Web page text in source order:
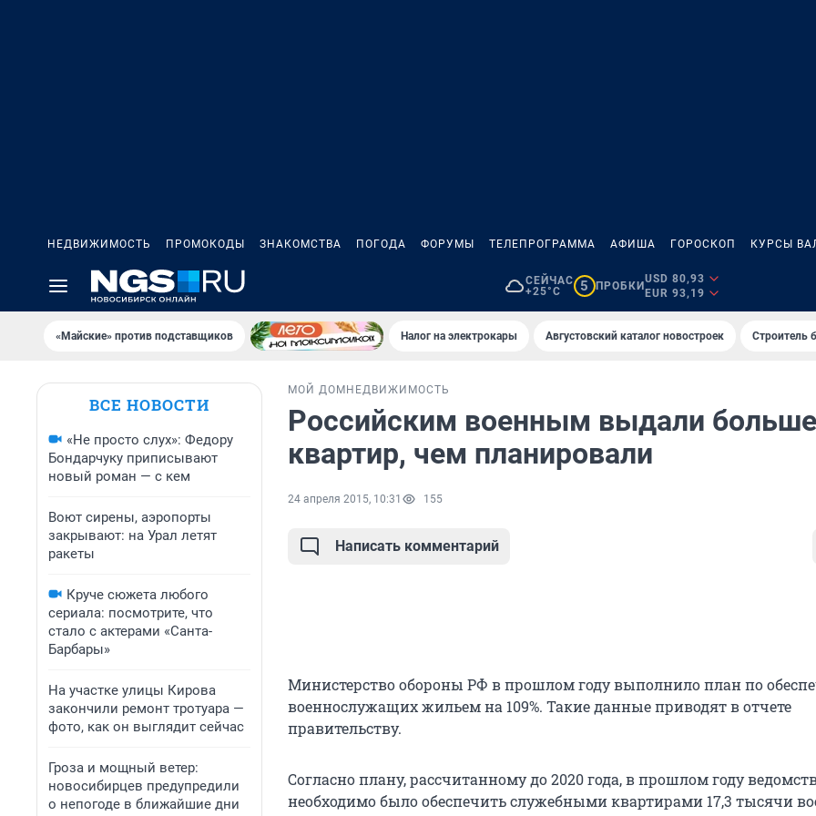
НЕДВИЖИМОСТЬ ПРОМОКОДЫ ЗНАКОМСТВА ПОГОДА ФОРУМЫ ТЕЛЕПРОГРАММА АФИША ГОРОСКОП КУРСЫ
СЕЙЧАС
+25°C
5 ПРОБКИ
USD 80,93
EUR 93,19
«Майские» против подставщиков Налог на электрокары Августовский каталог новостроек Строитель
ВСЕ НОВОСТИ
«Не просто слух»: Федору
Бондарчуку приписывают
новый роман — с кем
Воют сирены, аэропорты
закрывают: на Урал летят
ракеты
Круче сюжета любого
сериала: посмотрите, что
стало с актерами «Санта-
Барбары»
На участке улицы Кирова
закончили ремонт тротуара —
фото, как он выглядит сейчас
Гроза и мощный ветер:
новосибирцев предупредили
о непогоде в ближайшие дни
МОЙ ДОМ НЕДВИЖИМОСТЬ
Российским военным выдали больше
квартир, чем планировали
24 апреля 2015, 10:31 155
Написать комментарий
Министерство обороны РФ в прошлом году выполнило план по
военнослужащих жильем на 109%. Такие данные приводят в отчете
правительству.
Согласно плану, рассчитанному до 2020 года, в прошлом году
необходимо было обеспечить служебными квартирами 17,3 тысячи